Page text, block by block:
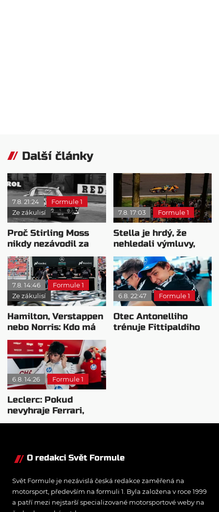
Další články
7.8. 21:24
Formule 1
Ze zákulisí
Proč Stirling Moss
nikdy nezávodil za
Ferrariho
7.8. 17:03 Formule 1
Stella je hrdý, že
nehledali výmluvy,
proč nedokážou
bojovat o titul
7.8. 14:46
Formule 1
Ze zákulisí
Hamilton, Verstappen
nebo Norris: Kdo má
nejvyšší plat?
6.8. 22:47 Formule 1
Otec Antonelliho
trénuje Fittipaldiho
6.8. 14:26 Formule 1
Leclerc: Pokud
nevyhraje Ferrari,
přeji titul
O redakci Svět Formule
Svět Formule je nezávislá česká redakce zaměřená na
motorsport, především na formuli 1. Byla založena v roce 1999
a patří mezi nejstarší specializované motorsportové weby na